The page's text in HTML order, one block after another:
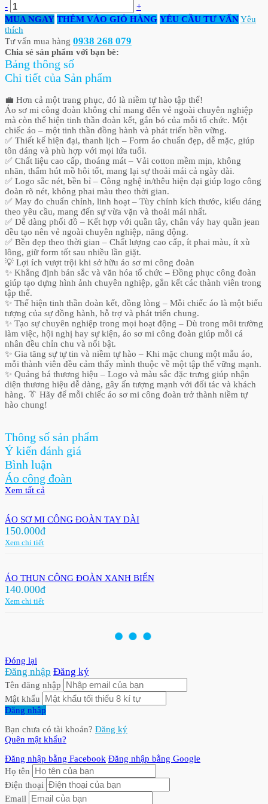
-
+
MUA NGAY THÊM VÀO GIỎ HÀNG YÊU CẦU TƯ VẤNYêu
thích
Tư vấn mua hàng 0938 268 079
Chia sẻ sản phẩm với bạn bè:
Bảng thông số
Chi tiết của Sản phẩm
💼 Hơn cả một trang phục, đó là niềm tự hào tập thể!
Áo sơ mi công đoàn không chỉ mang đến vẻ ngoài chuyên nghiệp
mà còn thể hiện tinh thần đoàn kết, gắn bó của mỗi tổ chức. Một
chiếc áo – một tinh thần đồng hành và phát triển bền vững.
✅ Thiết kế hiện đại, thanh lịch – Form áo chuẩn đẹp, dễ mặc, giúp
tôn dáng và phù hợp với mọi lứa tuổi.
✅ Chất liệu cao cấp, thoáng mát – Vải cotton mềm mịn, không
nhăn, thấm hút mồ hôi tốt, mang lại sự thoải mái cả ngày dài.
✅ Logo sắc nét, bền bỉ – Công nghệ in/thêu hiện đại giúp logo công
đoàn rõ nét, không phai màu theo thời gian.
✅ May đo chuẩn chỉnh, linh hoạt – Tùy chỉnh kích thước, kiểu dáng
theo yêu cầu, mang đến sự vừa vặn và thoải mái nhất.
✅ Dễ dàng phối đồ – Kết hợp với quần tây, chân váy hay quần jean
đều tạo nên vẻ ngoài chuyên nghiệp, năng động.
✅ Bền đẹp theo thời gian – Chất lượng cao cấp, ít phai màu, ít xù
lông, giữ form tốt sau nhiều lần giặt.
💡 Lợi ích vượt trội khi sở hữu áo sơ mi công đoàn
✨ Khẳng định bản sắc và văn hóa tổ chức – Đồng phục công đoàn
giúp tạo dựng hình ảnh chuyên nghiệp, gắn kết các thành viên trong
tập thể.
✨ Thể hiện tinh thần đoàn kết, đồng lòng – Mỗi chiếc áo là một biểu
tượng của sự đồng hành, hỗ trợ và phát triển chung.
✨ Tạo sự chuyên nghiệp trong mọi hoạt động – Dù trong môi trường
làm việc, hội nghị hay sự kiện, áo sơ mi công đoàn giúp mỗi cá
nhân đều chỉn chu và nổi bật.
✨ Gia tăng sự tự tin và niềm tự hào – Khi mặc chung một mẫu áo,
mỗi thành viên đều cảm thấy mình thuộc về một tập thể vững mạnh.
✨ Quảng bá thương hiệu – Logo và màu sắc đặc trưng giúp nhận
diện thương hiệu dễ dàng, gây ấn tượng mạnh với đối tác và khách
hàng. 👔 Hãy để mỗi chiếc áo sơ mi công đoàn trở thành niềm tự
hào chung!
Thông số sản phẩm
Ý kiến đánh giá
Bình luận
Áo công đoàn
Xem tất cả
ÁO SƠ MI CÔNG ĐOÀN TAY DÀI
150.000đ
Xem chi tiết
ÁO THUN CÔNG ĐOÀN XANH BIỂN
140.000đ
Xem chi tiết
Đóng lại
Đăng nhập Đăng ký
Tên đăng nhập
Mật khẩu
Đăng nhập
Bạn chưa có tài khoản? Đăng ký
Quên mật khẩu?
Đăng nhập bằng Facebook Đăng nhập bằng Google
Họ tên
Điện thoại
Email